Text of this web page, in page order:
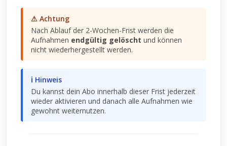
⚠ Achtung
Nach Ablauf der 2-Wochen-Frist werden die
Aufnahmen endgültig gelöscht und können
nicht wiederhergestellt werden.
ℹ Hinweis
Du kannst dein Abo innerhalb dieser Frist jederzeit
wieder aktivieren und danach alle Aufnahmen wie
gewohnt weiternutzen.